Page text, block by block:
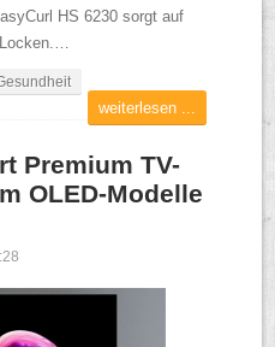
HS 6230 sorgt auf
weiterlesen ...
Premium TV-
OLED-Modelle